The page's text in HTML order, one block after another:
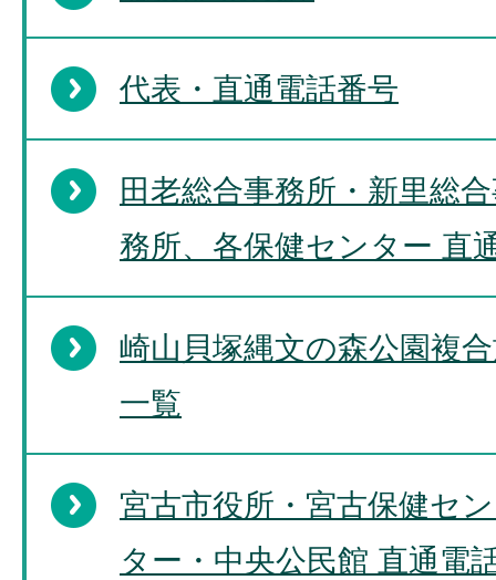
代表・直通電話番号
田老総合事務所・新里総
務所、各保健センター 直
崎山貝塚縄文の森公園複
一覧
宮古市役所・宮古保健セ
ター・中央公民館 直通電